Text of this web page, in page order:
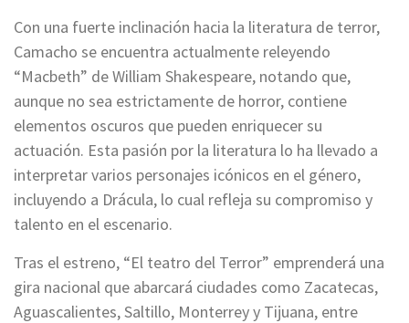
Con una fuerte inclinación hacia la literatura de terror,
Camacho se encuentra actualmente releyendo
“Macbeth” de William Shakespeare, notando que,
aunque no sea estrictamente de horror, contiene
elementos oscuros que pueden enriquecer su
actuación. Esta pasión por la literatura lo ha llevado a
interpretar varios personajes icónicos en el género,
incluyendo a Drácula, lo cual refleja su compromiso y
talento en el escenario.
Tras el estreno, “El teatro del Terror” emprenderá una
gira nacional que abarcará ciudades como Zacatecas,
Aguascalientes, Saltillo, Monterrey y Tijuana, entre